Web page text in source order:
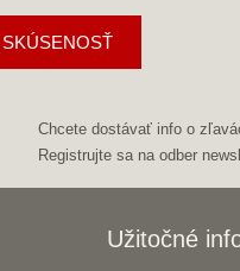
Chcete dostávať info o
Registrujte sa na odber
Užitočné